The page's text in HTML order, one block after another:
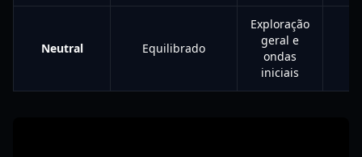
Neutral Equilibrado
Exploração
geral e
ondas
iniciais